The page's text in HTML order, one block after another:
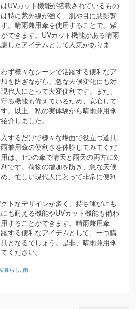
UVカット機能が搭載されているもの
特に紫外線が強く、肌や目に悪影響
。晴雨兼用傘を使用することで、紫
できます。UVカット機能がある晴雨
したアイテムとして人気がありま
ず様々なシーンで活躍する便利なア
を防ぎながら、急な天候変化にも対
代人にとって大変便利です。また、
る機能も備えているため、安心して
。以上、私の実体験から晴雨兼用傘
介しました。
するだけで様々な場面で役立つ道具
兼用傘の便利さを体験してみてくだ
は、1つの傘で晴天と雨天の両方に対
です。荷物の増加を防ぎ、急な天候
、忙しい現代人にとって非常に便利
トなデザインが多く、持ち運びにも
も耐える機能やUVカット機能も備わ
することができます。晴雨兼用傘
する便利なアイテムとして、一つ購
となるでしょう。是非、晴雨兼用傘
ください。
/暮らし 雨